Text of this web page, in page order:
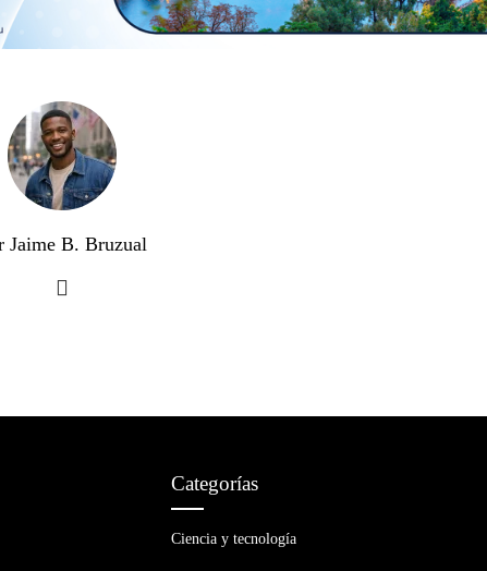
Jaime B. Bruzual
Categorías
Ciencia y tecnología